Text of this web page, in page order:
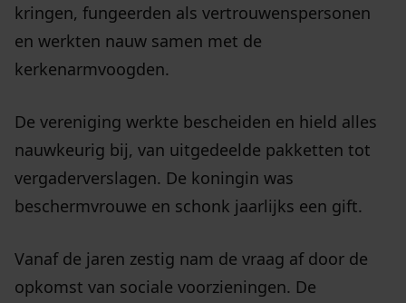
kringen, fungeerden als vertrouwenspersonen
en werkten nauw samen met de
kerkenarmvoogden.
De vereniging werkte bescheiden en hield alles
nauwkeurig bij, van uitgedeelde pakketten tot
vergaderverslagen. De koningin was
beschermvrouwe en schonk jaarlijks een gift.
Vanaf de jaren zestig nam de vraag af door de
opkomst van sociale voorzieningen. De